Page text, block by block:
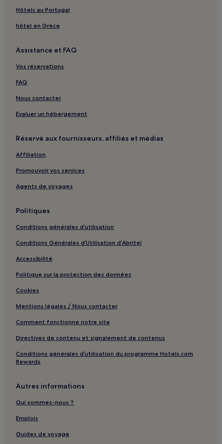
Academic Hospital : hôtels à proximité
Altunizade : hôtels
Bulgurlu : hôtels
Eminönü : hôtels
Çukur : hôtels
Cankurtaran : Auberges de jeunesse
Cankurtaran : hôtels Hôtels familiaux
Istanbul : hôtels Hôtels avec parking
Istanbul : hôtels Hôtels avec centre de fitness
Istanbul : hôtels
Mosquée bleue : hôtels à proximité
Tour Beyazit : hôtels à proximité
Université d'Istanbul : hôtels à proximité
Centre commercial Capitol : hôtels à proximité
Thermes de Bayezid : hôtels à proximité
Terminal de ferry de Yenikapı : hôtels à proximité
Avenue Bagdad : Hôtels avec piscine à proximité
proximité
Avenue Bagdad : Hôtels avec cuisine à proximité
Hôtels au Portugal
hôtel en Grèce
Assistance et FAQ
Vos réservations
FAQ
Nous contacter
Évaluer un hébergement
Réservé aux fournisseurs, affiliés et médias
Affiliation
Promouvoir vos services
Agents de voyages
Politiques
Conditions générales d’utilisation
Conditions Générales d’Utilisation d’Abritel
Accessibilité
Politique sur la protection des données
Cookies
Mentions légales / Nous contacter
Comment fonctionne notre site
Directives de contenu et signalement de contenus
Conditions générales d’utilisation du programme Hotels.com
Rewards
Autres informations
Qui sommes-nous ?
Emplois
Guides de voyage